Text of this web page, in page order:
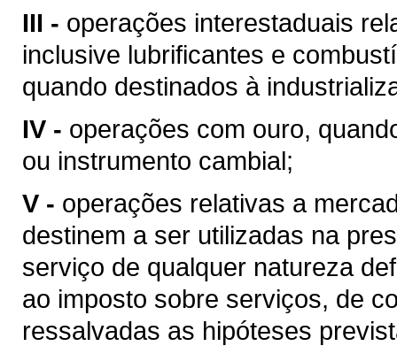
III - operações interestaduais
inclusive lubrificantes e
quando destinados à
IV - operações com ouro,
ou instrumento cambial;
V - operações relativas a
destinem a ser utilizadas na
serviço de qualquer natureza
ao imposto sobre serviços, de
ressalvadas as hipóteses